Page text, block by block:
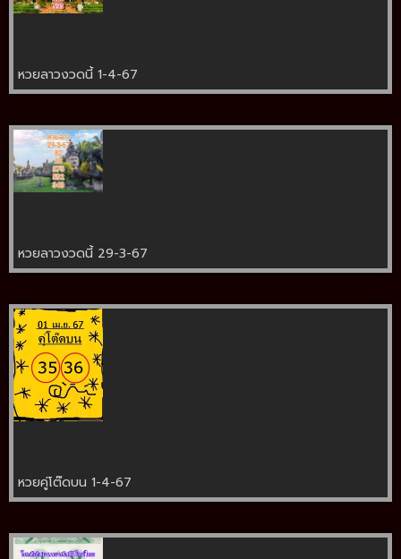
หวยลาวงวดนี้ 1-4-67
หวยลาวงวดนี้ 29-3-67
หวยคู่โต๊ดบน 1-4-67